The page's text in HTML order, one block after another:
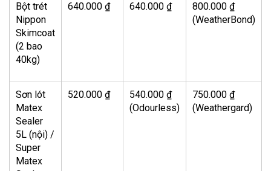
Bột trét
Nippon
Skimcoat
(2 bao
40kg)
640.000 ₫ 640.000 ₫
800.000 ₫
(WeatherBond)
Sơn lót
Matex
Sealer
5L (nội) /
Super
Matex
520.000 ₫
540.000 ₫
(Odourless)
750.000 ₫
(Weathergard)